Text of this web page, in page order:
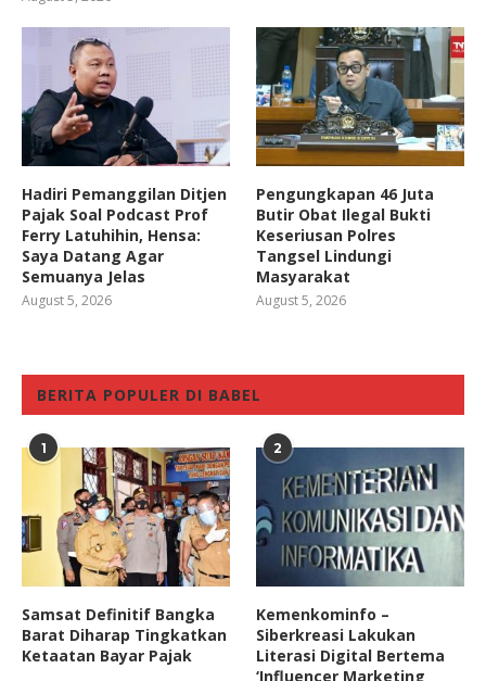
Hadiri Pemanggilan Ditjen
Pajak Soal Podcast Prof
Ferry Latuhihin, Hensa:
Saya Datang Agar
Semuanya Jelas
August 5, 2026
Pengungkapan 46 Juta
Butir Obat Ilegal Bukti
Keseriusan Polres
Tangsel Lindungi
Masyarakat
August 5, 2026
BERITA POPULER DI BABEL
1
Samsat Definitif Bangka
Barat Diharap Tingkatkan
Ketaatan Bayar Pajak
2
Kemenkominfo –
Siberkreasi Lakukan
Literasi Digital Bertema
‘Influencer Marketing